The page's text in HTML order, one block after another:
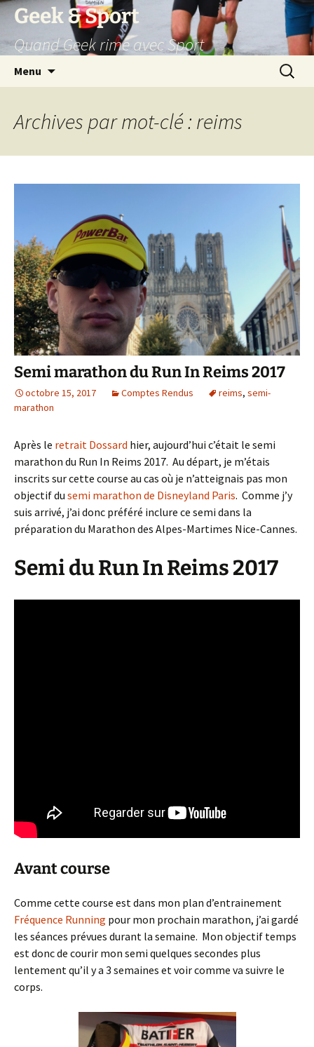
Aller
contenu
Geek & Sport
Quand Geek rime avec Sport
Menu
Archives par mot-clé : reims
Semi marathon du Run In Reims 2017
octobre 15, 2017 Comptes Rendus reims, semi-
marathon
Après le retrait Dossard hier, aujourd’hui c’était le semi
marathon du Run In Reims 2017. Au départ, je m’étais
inscrits sur cette course au cas où je n’atteignais pas mon
objectif du semi marathon de Disneyland Paris. Comme j’y
suis arrivé, j’ai donc préféré inclure ce semi dans la
préparation du Marathon des Alpes-Martimes Nice-Cannes.
Semi du Run In Reims 2017
Avant course
Comme cette course est dans mon plan d’entrainement
Fréquence Running pour mon prochain marathon, j’ai gardé
les séances prévues durant la semaine. Mon objectif temps
est donc de courir mon semi quelques secondes plus
lentement qu’il y a 3 semaines et voir comme va suivre le
corps.